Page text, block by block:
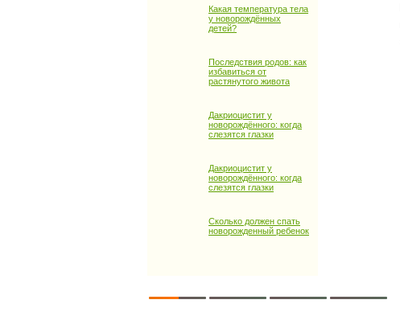
Какая температура тела
у новорождённых
детей?
Последствия родов: как
избавиться от
растянутого живота
Дакриоцистит у
новорождённого: когда
слезятся глазки
Дакриоцистит у
новорождённого: когда
слезятся глазки
Сколько должен спать
новорожденный ребенок